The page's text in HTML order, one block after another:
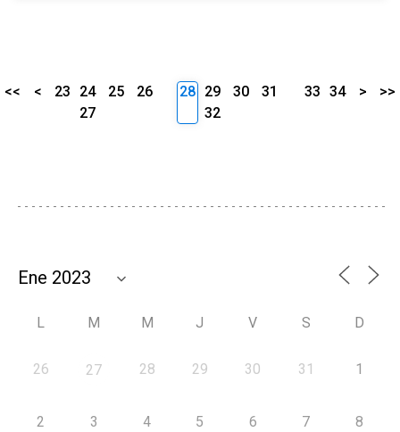
<< < 23 24 25
26
27
28 29 30
31
32
33 34 > >>
L M M J V S D
26 27 28 29 30 31 1
2 3 4 5 6 7 8